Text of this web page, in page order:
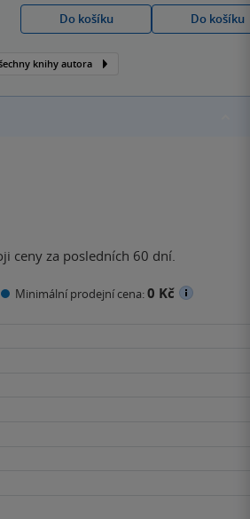
Do košíku
Do košíku
knihy autora
ceny za posledních 60 dní.
Minimální prodejní cena:0 Kč